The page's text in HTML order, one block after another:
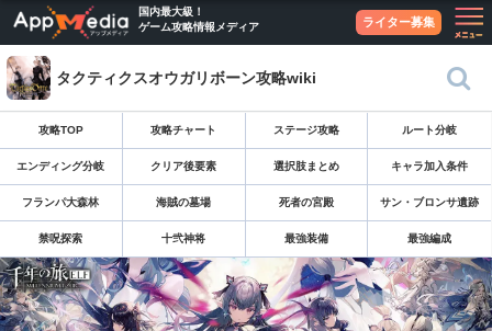
国内最大級！
ゲーム攻略情報メディア
ライター募集
タクティクスオウガリボーン攻略wiki
攻略TOP 攻略チャート ステージ攻略 ルート分岐
エンディング分岐 クリア後要素 選択肢まとめ キャラ加入条件
フランパ大森林 海賊の墓場 死者の宮殿 サン・ブロンサ遺跡
禁呪探索 十弐神将 最強装備 最強編成